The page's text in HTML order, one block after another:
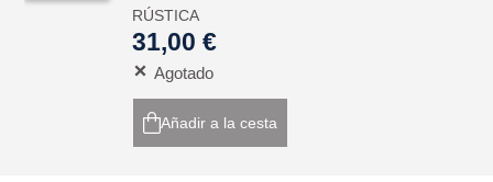
RÚSTICA
31,00 €
Agotado
Añadir a la cesta